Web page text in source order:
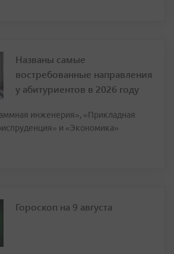
Названы самые
востребованные направления
у абитуриентов в 2026 году
инженерия», «Прикладная
и «Экономика»
Гороскоп на 9 августа